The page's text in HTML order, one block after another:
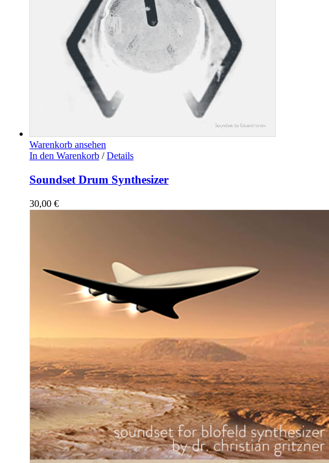
Warenkorb ansehen
In den Warenkorb / Details
Soundset Drum Synthesizer
30,00 €